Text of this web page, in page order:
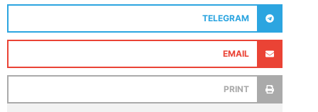
TELEGRAM